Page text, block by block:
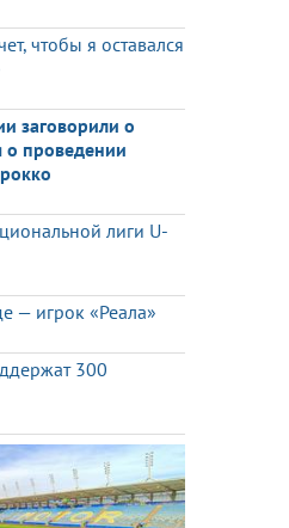
чтобы я оставался
заговорили о
о проведении
лиги U-
— игрок «Реала»
300